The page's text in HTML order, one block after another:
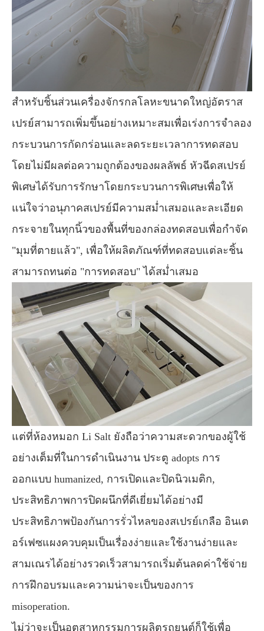
สำหรับชิ้นส่วนเครื่องจักรกลโลหะขนาดใหญ่อัตราส
เปรย์สามารถเพิ่มขึ้นอย่างเหมาะสมเพื่อเร่งการจำลอง
กระบวนการกัดกร่อนและลดระยะเวลาการทดสอบ
โดยไม่มีผลต่อความถูกต้องของผลลัพธ์ หัวฉีดสเปรย์
พิเศษได้รับการรักษาโดยกระบวนการพิเศษเพื่อให้
แน่ใจว่าอนุภาคสเปรย์มีความสม่ำเสมอและละเอียด
กระจายในทุกนิ้วของพื้นที่ของกล่องทดสอบเพื่อกำจัด
"มุมที่ตายแล้ว", เพื่อให้ผลิตภัณฑ์ที่ทดสอบแต่ละชิ้น
สามารถทนต่อ "การทดสอบ" ได้สม่ำเสมอ
แต่ที่ห้องหมอก Li Salt ยังถือว่าความสะดวกของผู้ใช้
อย่างเต็มที่ในการดำเนินงาน ประตู adopts การ
ออกแบบ humanized, การเปิดและปิดนิวเมติก,
ประสิทธิภาพการปิดผนึกที่ดีเยี่ยมได้อย่างมี
ประสิทธิภาพป้องกันการรั่วไหลของสเปรย์เกลือ อินเต
อร์เฟซแผงควบคุมเป็นเรื่องง่ายและใช้งานง่ายและ
สามเณรได้อย่างรวดเร็วสามารถเริ่มต้นลดค่าใช้จ่าย
การฝึกอบรมและความน่าจะเป็นของการ
misoperation.
ไม่ว่าจะเป็นอุตสาหกรรมการผลิตรถยนต์ก็ใช้เพื่อ